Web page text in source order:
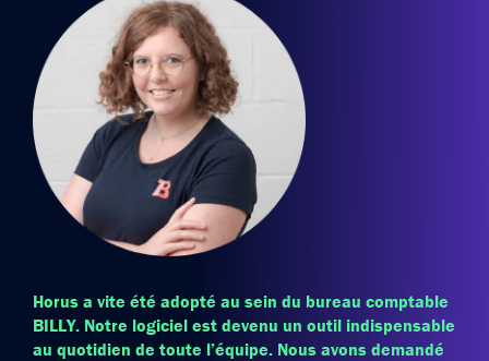
Horus a vite été adopté au sein du bureau comptable
BILLY. Notre logiciel est devenu un outil indispensable
au quotidien de toute l’équipe. Nous avons demandé